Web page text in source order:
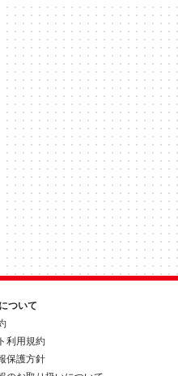
ついて
利用規約
保護方針